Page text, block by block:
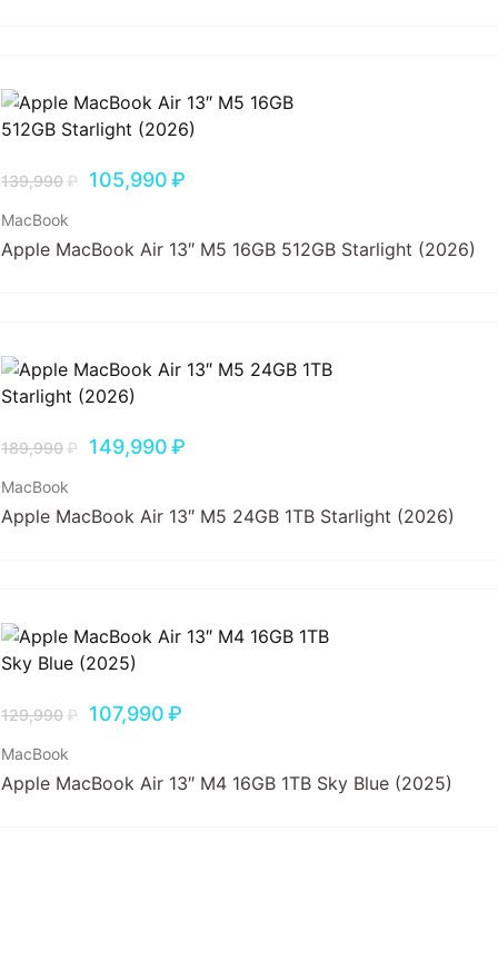
139,990₽ 105,990₽
MacBook
Apple MacBook Air 13″ M5 16GB 512GB Starlight (2026)
189,990₽ 149,990₽
MacBook
Apple MacBook Air 13″ M5 24GB 1TB Starlight (2026)
129,990₽ 107,990₽
MacBook
Apple MacBook Air 13″ M4 16GB 1TB Sky Blue (2025)